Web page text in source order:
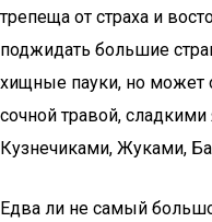
трепеща от страха и
поджидать большие
хищные пауки, но может
сочной травой,
Кузнечиками, Жуками,
Едва ли не самый